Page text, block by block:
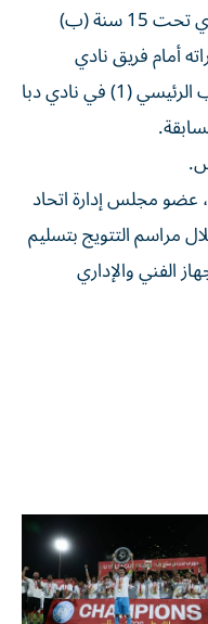
حصد فريق نادي دبا درع مسابقة دوري تحت 15 سنة (ب)
بمباراته أمام فريق نادي
خورفكان بهدف دون رد، على الملعب الرئيسي (1) في نادي دبا
مجلس إدارة اتحاد
مراسم التتويج بتسليم
الفني والإداري